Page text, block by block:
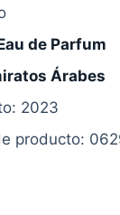
de Parfum
Árabes
2023
producto: